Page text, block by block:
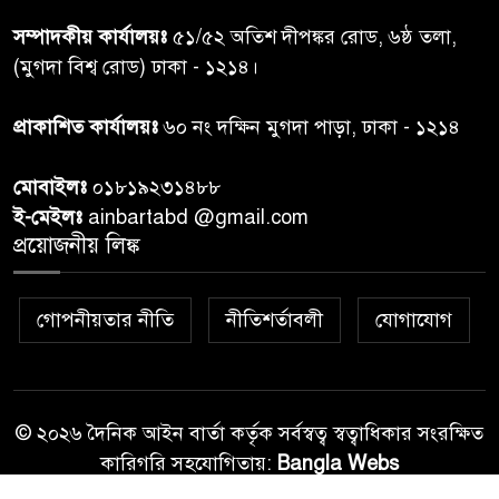
অনুশ্রীর, মিলল হারমোনিয়াম
উপহার
৭
২০ আগস্ট রাষ্ট্রপতি নির্বাচন,
বান্দরবান বিজিবি সেক্টর সদর দপ্তর
৯
বান্দরবানের লংলেই পাড়ায়
পাম্প উদ্বোধন
সম্পাদকীয় কার্যালয়ঃ ৫১/৫২ অতিশ দীপঙ্কর রোড, ৬ষ্ঠ তলা,
(মুগদা বিশ্ব রোড) ঢাকা - ১২১৪।
প্রাকাশিত কার্যালয়ঃ৬০ নং দক্ষিন মুগদা পাড়া, ঢাকা - ১২১৪
মোবাইলঃ ০১৮১৯২৩১৪৮৮
ই-মেইলঃ ainbartabd @gmail.com
প্রয়োজনীয় লিঙ্ক
গোপনীয়তার নীতি নীতিশর্তাবলী যোগাযোগ
© ২০২৬ দৈনিক আইন বার্তা কর্তৃক সর্বস্বত্ব স্বত্বাধিকার সংরক্ষিত
কারিগরি সহযোগিতায়: Bangla Webs